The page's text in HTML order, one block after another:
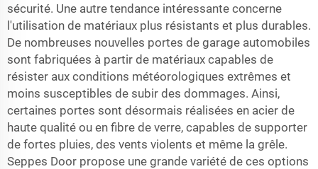
sécurité. Une autre tendance intéressante concerne
l'utilisation de matériaux plus résistants et plus durables.
De nombreuses nouvelles portes de garage automobiles
sont fabriquées à partir de matériaux capables de
résister aux conditions météorologiques extrêmes et
moins susceptibles de subir des dommages. Ainsi,
certaines portes sont désormais réalisées en acier de
haute qualité ou en fibre de verre, capables de supporter
de fortes pluies, des vents violents et même la grêle.
Seppes Door propose une grande variété de ces options